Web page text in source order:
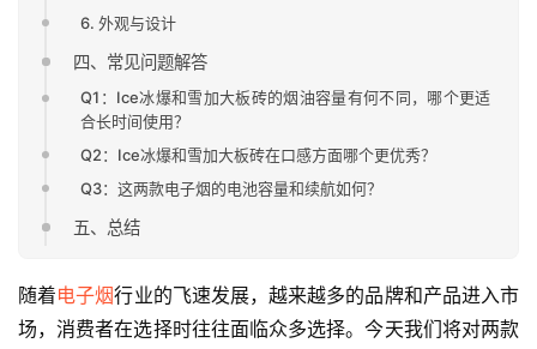
6. 外观与设计
四、常见问题解答
Q1：Ice冰爆和雪加大板砖的烟油容量有何不同，哪个更适
合长时间使用？
Q2：Ice冰爆和雪加大板砖在口感方面哪个更优秀？
Q3：这两款电子烟的电池容量和续航如何？
五、总结
随着电子烟行业的飞速发展，越来越多的品牌和产品进入市
场，消费者在选择时往往面临众多选择。今天我们将对两款